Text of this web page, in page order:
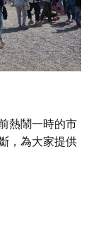
熱鬧一時的市
，為大家提供